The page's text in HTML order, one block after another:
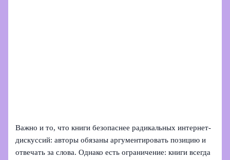
Важно и то, что книги безопаснее радикальных интернет-
дискуссий: авторы обязаны аргументировать позицию и
отвечать за слова. Однако есть ограничение: книги всегда